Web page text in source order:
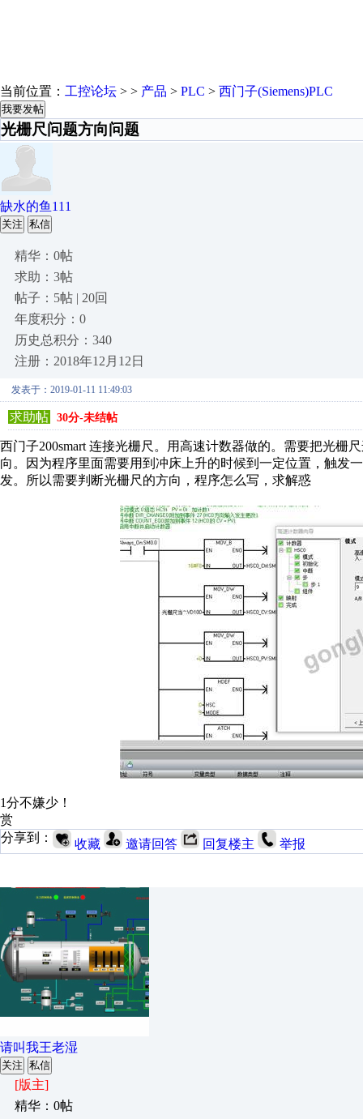
当前位置： 工控论坛 > > 产品 > PLC > 西门子(Siemens)PLC
我要发帖
光栅尺问题方向问题
缺水的鱼111
关注 私信
精华：0帖
求助：3帖
帖子：5帖 | 20回
年度积分：0
历史总积分：340
注册：2018年12月12日
发表于：2019-01-11 11:49:03
求助帖 30分-未结帖
西门子200smart 连接光栅尺。用高速计数器做的。需要把光栅
向。因为程序里面需要用到冲床上升的时候到一定位置，触发
发。所以需要判断光栅尺的方向，程序怎么写，求解惑
1分不嫌少！
赏
分享到：
收藏 邀请回答 回复楼主 举报
请叫我王老湿
关注 私信
[版主]
精华：0帖